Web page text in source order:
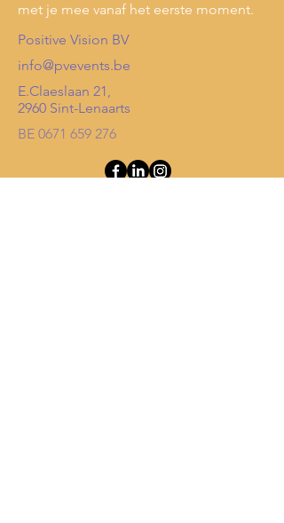
met je mee vanaf het eerste moment.
Positive Vision BV
info@pvevents.be
E.Claeslaan 21,
2960 Sint-Lenaarts
BE 0671 659 276